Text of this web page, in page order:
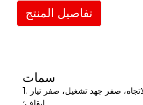
تفاصيل المنتج
سمات
1. خرج الثايرستور ثنائي الاتجاه، صفر جهد تشغيل، صفر تيار